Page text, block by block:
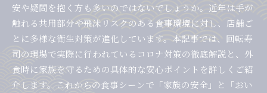
安や疑問を抱く方も多いのではないでしょうか。近年は手が
触れる共用部分や飛沫リスクのある食事環境に対し、店舗ご
とに多様な衛生対策が進化しています。本記事では、回転寿
司の現場で実際に行われているコロナ対策の徹底解説と、外
食時に家族を守るための具体的な安心ポイントを詳しくご紹
介します。これからの食事シーンで「家族の安全」と「おい